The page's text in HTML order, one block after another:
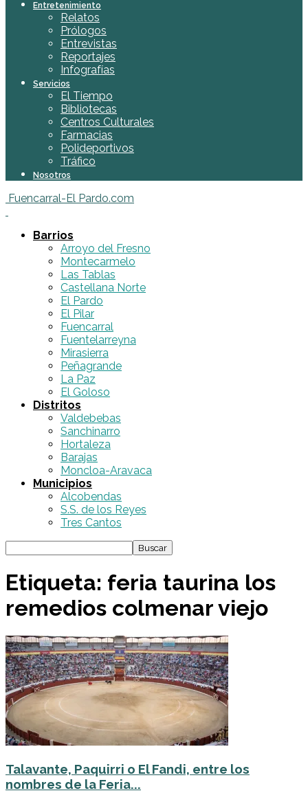
Entretenimiento
Relatos
Prólogos
Entrevistas
Reportajes
Infografías
Servicios
El Tiempo
Bibliotecas
Centros Culturales
Farmacias
Polideportivos
Tráfico
Nosotros
Fuencarral-El Pardo.com
Barrios
Arroyo del Fresno
Montecarmelo
Las Tablas
Castellana Norte
El Pardo
El Pilar
Fuencarral
Fuentelarreyna
Mirasierra
Peñagrande
La Paz
El Goloso
Distritos
Valdebebas
Sanchinarro
Hortaleza
Barajas
Moncloa-Aravaca
Municipios
Alcobendas
S.S. de los Reyes
Tres Cantos
Etiqueta: feria taurina los
remedios colmenar viejo
Talavante, Paquirri o El Fandi, entre los
nombres de la Feria...